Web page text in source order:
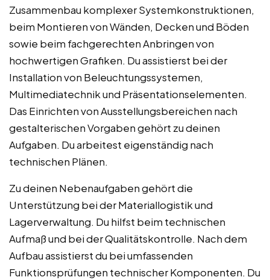
Zusammenbau komplexer Systemkonstruktionen,
beim Montieren von Wänden, Decken und Böden
sowie beim fachgerechten Anbringen von
hochwertigen Grafiken. Du assistierst bei der
Installation von Beleuchtungssystemen,
Multimediatechnik und Präsentationselementen.
Das Einrichten von Ausstellungsbereichen nach
gestalterischen Vorgaben gehört zu deinen
Aufgaben. Du arbeitest eigenständig nach
technischen Plänen.
Zu deinen Nebenaufgaben gehört die
Unterstützung bei der Materiallogistik und
Lagerverwaltung. Du hilfst beim technischen
Aufmaß und bei der Qualitätskontrolle. Nach dem
Aufbau assistierst du bei umfassenden
Funktionsprüfungen technischer Komponenten. Du